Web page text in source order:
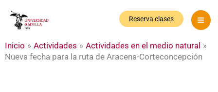
Reserva clases
Inicio Actividades
Actividades en el medio natural
Nueva fecha para la ruta de Aracena-Corteconcepción